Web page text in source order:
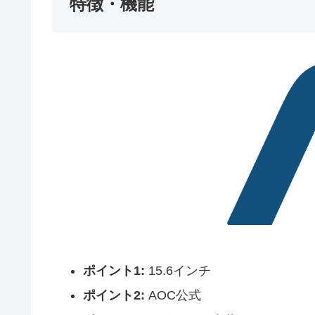
特徴・機能
ポイント1: 15.6インチ
ポイント2: AOC公式